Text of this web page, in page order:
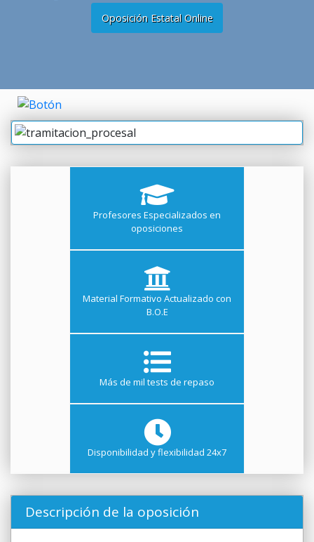
Oposición Estatal Online
Profesores Especializados en
oposiciones
Material Formativo Actualizado con
B.O.E
Más de mil tests de repaso
Disponibilidad y flexibilidad 24x7
Descripción de la oposición